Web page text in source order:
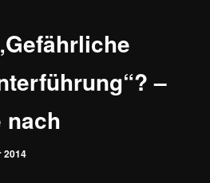
–
nach
2014